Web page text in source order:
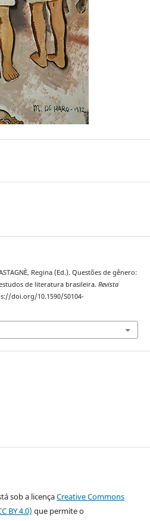
Regina (Ed.). Questões de gênero:
de literatura brasileira. Revista
doi.org/10.1590/S0104-
sob a licençaCreative Commons
BY 4.0) que permite o